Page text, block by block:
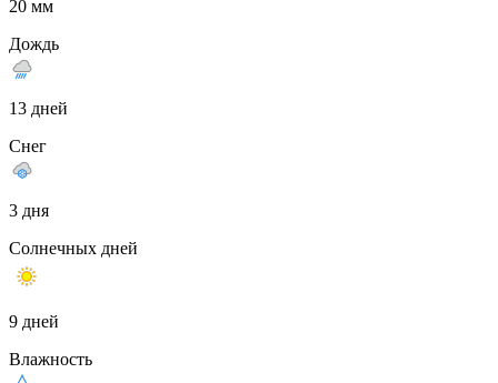
20 мм
Дождь
13 дней
Снег
3 дня
Солнечных дней
9 дней
Влажность